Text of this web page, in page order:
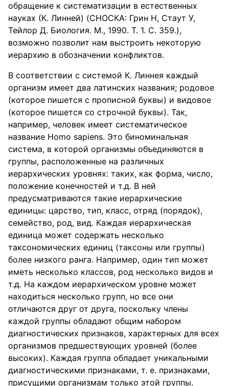
обращение к систематизации в естественных
науках (К. Линней) (СНОСКА: Грин Н, Стаут У,
Тейлор Д. Биология. М., 1990. Т. 1. С. 359.),
возможно позволит нам выстроить некоторую
иерархию в обозначении конфликтов.
В соответствии с системой К. Линнея каждый
организм имеет два латинских названия; родовое
(которое пишется с прописной буквы) и видовое
(которое пишется со строчной буквы). Так,
например, человек имеет систематическое
название Homo sapiens. Это биноминальная
система, в которой организмы объединяются в
группы, расположенные на различных
иерархических уровнях: таких, как форма, число,
положение конечностей и т.д. В ней
предусматриваются такие иерархические
единицы: царство, тип, класс, отряд (порядок),
семейство, род, вид. Каждая иерархическая
единица может содержать несколько
таксономических единиц (таксоны или группы)
более низкого ранга. Например, один тип может
иметь несколько классов, род несколько видов и
т.д. На каждом иерархическом уровне может
находиться несколько групп, но все они
отличаются друг от друга, поскольку члены
каждой группы обладают общим набором
диагностических признаков, характерных для всех
организмов предшествующих уровней (более
высоких). Каждая группа обладает уникальными
диагностическими признаками, т. е. признаками,
присущими организмам только этой группы.